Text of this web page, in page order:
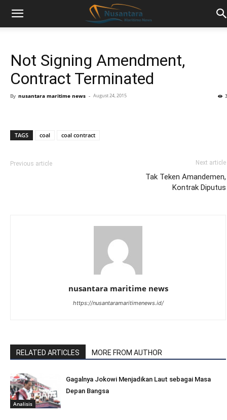
Not Signing Amendment,
Contract Terminated
By nusantara maritime news - August 24, 2015
TAGS coal coal contract
Previous article Next article
Tak Teken Amandemen,
Kontrak Diputus
nusantara maritime news
https://nusantaramaritimenews.id/
RELATED ARTICLES MORE FROM AUTHOR
Analisis
Gagalnya Jokowi Menjadikan Laut sebagai Masa
Depan Bangsa